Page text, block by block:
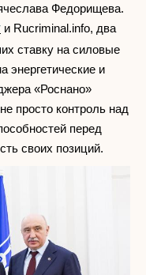
Федорищева.
и Rucriminal.info, два
ставку на силовые
энергетические и
«Роснано»
просто контроль над
перед
своих позиций.